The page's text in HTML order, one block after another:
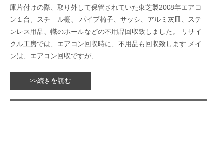
庫片付けの際、取り外して保管されていた東芝製2008年エアコ
ン１台、スチ―ル棚、 パイプ椅子、サッシ、アルミ灰皿、ステ
ンレス用品、幟のポールなどの不用品回収致しました。 リサイ
クル工房では、エアコン回収時に、不用品も回収致します メイ
ンは、エアコン回収ですが、…
>>続きを読む